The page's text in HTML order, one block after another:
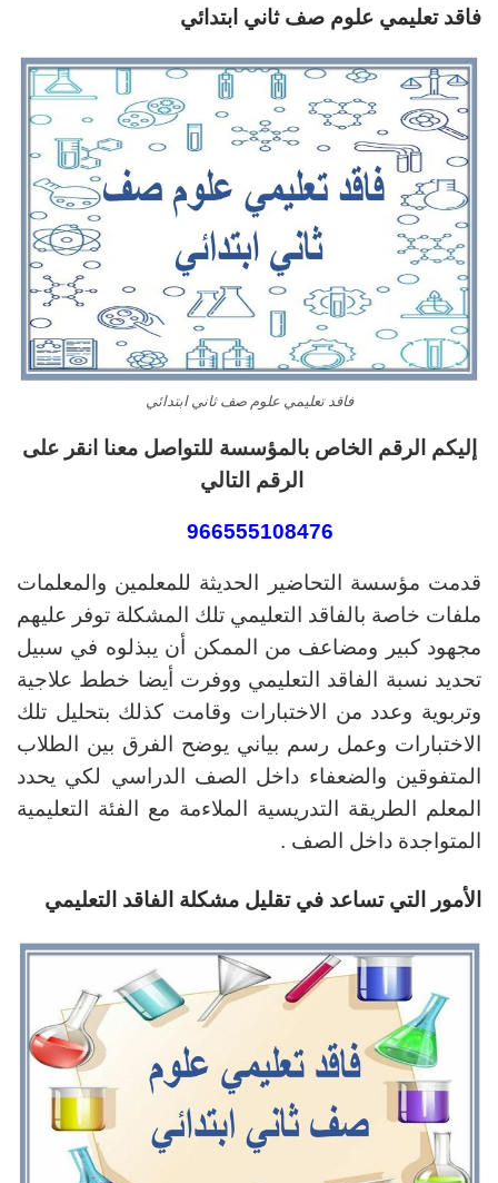
فاقد تعليمي علوم صف ثاني ابتدائي
فاقد تعليمي علوم صف ثاني ابتدائي
إليكم الرقم الخاص بالمؤسسة للتواصل معنا انقر على
الرقم التالي
966555108476
قدمت مؤسسة التحاضير الحديثة للمعلمين والمعلمات
ملفات خاصة بالفاقد التعليمي تلك المشكلة توفر عليهم
مجهود كبير ومضاعف من الممكن أن يبذلوه في سبيل
تحديد نسبة الفاقد التعليمي ووفرت أيضا خطط علاجية
وتربوية وعدد من الاختبارات وقامت كذلك بتحليل تلك
الاختبارات وعمل رسم بياني يوضح الفرق بين الطلاب
المتفوقين والضعفاء داخل الصف الدراسي لكي يحدد
المعلم الطريقة التدريسية الملاءمة مع الفئة التعليمية
المتواجدة داخل الصف .
الأمور التي تساعد في تقليل مشكلة الفاقد التعليمي